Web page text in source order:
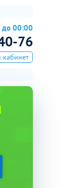
до 00:00
76